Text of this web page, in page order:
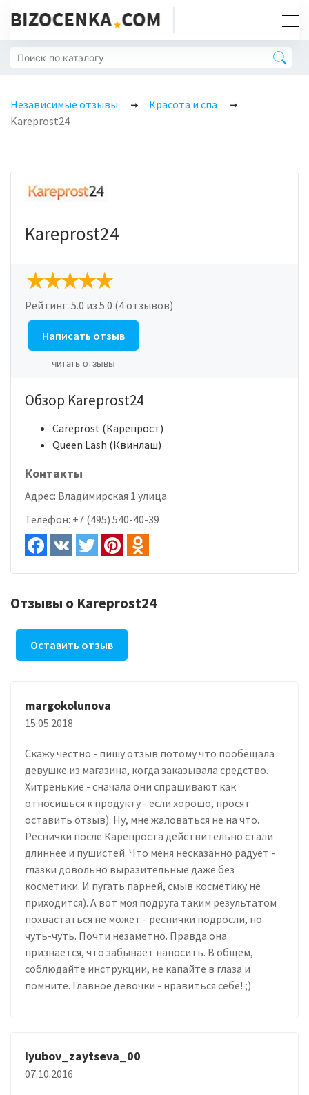
Независимые отзывы
Красота и спа
Kareprost24
Kareprost24
Рейтинг: 5.0 из 5.0 (4 отзывов)
Написать отзыв
читать отзывы
Обзор Kareprost24
Careprost (Карепрост)
Queen Lash (Квинлаш)
Контакты
Адрес: Владимирская 1 улица
Телефон: +7 (495) 540-40-39
Отзывы о Kareprost24
Оставить отзыв
margokolunova
15.05.2018
Скажу честно - пишу отзыв потому что пообещала
девушке из магазина, когда заказывала средство.
Хитренькие - сначала они спрашивают как
относишься к продукту - если хорошо, просят
оставить отзыв). Ну, мне жаловаться не на что.
Реснички после Карепроста действительно стали
длиннее и пушистей. Что меня несказанно радует -
глазки довольно выразительные даже без
косметики. И пугать парней, смыв косметику не
приходится). А вот моя подруга таким результатом
похвастаться не может - реснички подросли, но
чуть-чуть. Почти незаметно. Правда она
признается, что забывает наносить. В общем,
соблюдайте инструкции, не капайте в глаза и
помните. Главное девочки - нравиться себе! ;)
lyubov_zaytseva_00
07.10.2016